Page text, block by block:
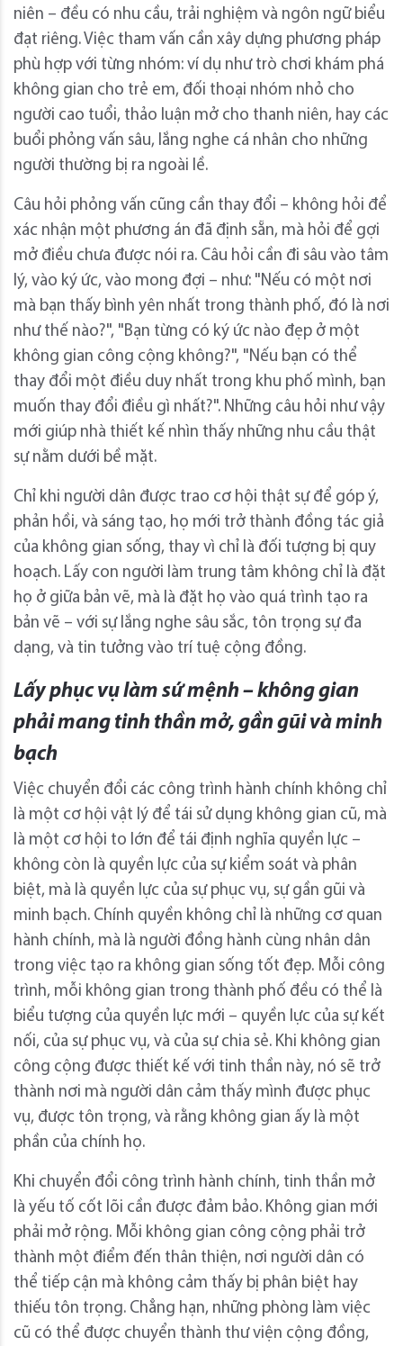
niên – đều có nhu cầu, trải nghiệm và ngôn ngữ biểu
đạt riêng. Việc tham vấn cần xây dựng phương pháp
phù hợp với từng nhóm: ví dụ như trò chơi khám phá
không gian cho trẻ em, đối thoại nhóm nhỏ cho
người cao tuổi, thảo luận mở cho thanh niên, hay các
buổi phỏng vấn sâu, lắng nghe cá nhân cho những
người thường bị ra ngoài lề.
Câu hỏi phỏng vấn cũng cần thay đổi – không hỏi để
xác nhận một phương án đã định sẵn, mà hỏi để gợi
mở điều chưa được nói ra. Câu hỏi cần đi sâu vào tâm
lý, vào ký ức, vào mong đợi – như: "Nếu có một nơi
mà bạn thấy bình yên nhất trong thành phố, đó là nơi
như thế nào?", "Bạn từng có ký ức nào đẹp ở một
không gian công cộng không?", "Nếu bạn có thể
thay đổi một điều duy nhất trong khu phố mình, bạn
muốn thay đổi điều gì nhất?". Những câu hỏi như vậy
mới giúp nhà thiết kế nhìn thấy những nhu cầu thật
sự nằm dưới bề mặt.
Chỉ khi người dân được trao cơ hội thật sự để góp ý,
phản hồi, và sáng tạo, họ mới trở thành đồng tác giả
của không gian sống, thay vì chỉ là đối tượng bị quy
hoạch. Lấy con người làm trung tâm không chỉ là đặt
họ ở giữa bản vẽ, mà là đặt họ vào quá trình tạo ra
bản vẽ – với sự lắng nghe sâu sắc, tôn trọng sự đa
dạng, và tin tưởng vào trí tuệ cộng đồng.
Lấy phục vụ làm sứ mệnh – không gian
phải mang tinh thần mở, gần gũi và minh
bạch
Việc chuyển đổi các công trình hành chính không chỉ
là một cơ hội vật lý để tái sử dụng không gian cũ, mà
là một cơ hội to lớn để tái định nghĩa quyền lực –
không còn là quyền lực của sự kiểm soát và phân
biệt, mà là quyền lực của sự phục vụ, sự gần gũi và
minh bạch. Chính quyền không chỉ là những cơ quan
hành chính, mà là người đồng hành cùng nhân dân
trong việc tạo ra không gian sống tốt đẹp. Mỗi công
trình, mỗi không gian trong thành phố đều có thể là
biểu tượng của quyền lực mới – quyền lực của sự kết
nối, của sự phục vụ, và của sự chia sẻ. Khi không gian
công cộng được thiết kế với tinh thần này, nó sẽ trở
thành nơi mà người dân cảm thấy mình được phục
vụ, được tôn trọng, và rằng không gian ấy là một
phần của chính họ.
Khi chuyển đổi công trình hành chính, tinh thần mở
là yếu tố cốt lõi cần được đảm bảo. Không gian mới
phải mở rộng. Mỗi không gian công cộng phải trở
thành một điểm đến thân thiện, nơi người dân có
thể tiếp cận mà không cảm thấy bị phân biệt hay
thiếu tôn trọng. Chẳng hạn, những phòng làm việc
cũ có thể được chuyển thành thư viện cộng đồng,